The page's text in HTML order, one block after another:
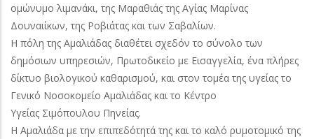
ομώνυμο λιμανάκι, της Μαραθιάς της Αγίας Μαρίνας
Δουναιίκων, της Ροβιάτας και των Σαβαλίων.
Η πόλη της Αμαλιάδας διαθέτει σχεδόν το σύνολο των
δημόσιων υπηρεσιών, Πρωτοδικείο με Εισαγγελία, ένα πλήρες
δίκτυο βιολογικού καθαρισμού, και στον τομέα της υγείας το
Γενικό Νοσοκομείο Αμαλιάδας και το Κέντρο
Υγείας Σιμόπουλου Πηνείας.
Η Αμαλιάδα με την επιπεδότητά της και το καλό ρυμοτομικό της